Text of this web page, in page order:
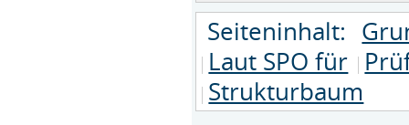
Seiteninhalt:
Laut SPO für
Strukturbaum